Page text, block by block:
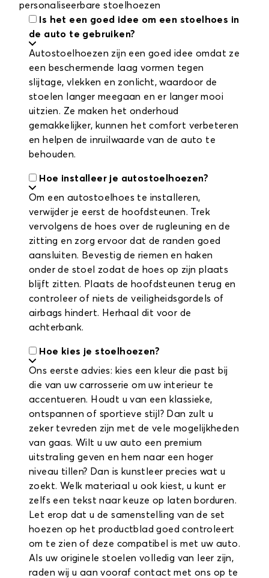
personaliseerbare stoelhoezen
Is het een goed idee om een stoelhoes in
de auto te gebruiken?
Autostoelhoezen zijn een goed idee omdat ze
een beschermende laag vormen tegen
slijtage, vlekken en zonlicht, waardoor de
stoelen langer meegaan en er langer mooi
uitzien. Ze maken het onderhoud
gemakkelijker, kunnen het comfort verbeteren
en helpen de inruilwaarde van de auto te
behouden.
Hoe installeer je autostoelhoezen?
Om een autostoelhoes te installeren,
verwijder je eerst de hoofdsteunen. Trek
vervolgens de hoes over de rugleuning en de
zitting en zorg ervoor dat de randen goed
aansluiten. Bevestig de riemen en haken
onder de stoel zodat de hoes op zijn plaats
blijft zitten. Plaats de hoofdsteunen terug en
controleer of niets de veiligheidsgordels of
airbags hindert. Herhaal dit voor de
achterbank.
Hoe kies je stoelhoezen?
Ons eerste advies: kies een kleur die past bij
die van uw carrosserie om uw interieur te
accentueren. Houdt u van een klassieke,
ontspannen of sportieve stijl? Dan zult u
zeker tevreden zijn met de vele mogelijkheden
van gaas. Wilt u uw auto een premium
uitstraling geven en hem naar een hoger
niveau tillen? Dan is kunstleer precies wat u
zoekt. Welk materiaal u ook kiest, u kunt er
zelfs een tekst naar keuze op laten borduren.
Let erop dat u de samenstelling van de set
hoezen op het productblad goed controleert
om te zien of deze compatibel is met uw auto.
Als uw originele stoelen volledig van leer zijn,
raden wij u aan vooraf contact met ons op te